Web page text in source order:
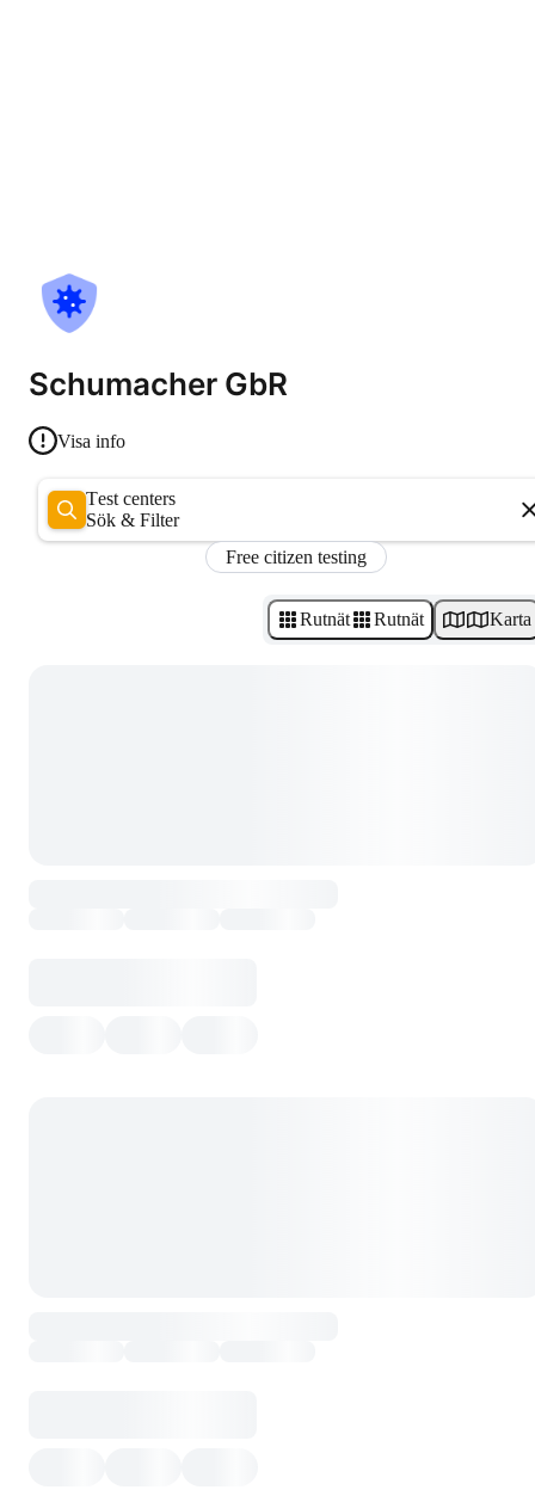
Schumacher GbR
Visa info
Test centers
Sök & Filter
Free citizen testing
Rutnät Rutnät Karta